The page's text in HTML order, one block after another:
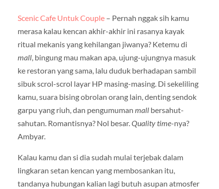
Scenic Cafe Untuk Couple– Pernah nggak sih kamu
merasa kalau kencan akhir-akhir ini rasanya kayak
ritual mekanis yang kehilangan jiwanya? Ketemu di
mall, bingung mau makan apa, ujung-ujungnya masuk
ke restoran yang sama, lalu duduk berhadapan sambil
sibuk scrol-scrol layar HP masing-masing. Di sekeliling
kamu, suara bising obrolan orang lain, denting sendok
garpu yang riuh, dan pengumuman mallbersahut-
sahutan. Romantisnya? Nol besar.Quality time-nya?
Ambyar.
Kalau kamu dan si dia sudah mulai terjebak dalam
lingkaran setan kencan yang membosankan itu,
tandanya hubungan kalian lagi butuh asupan atmosfer